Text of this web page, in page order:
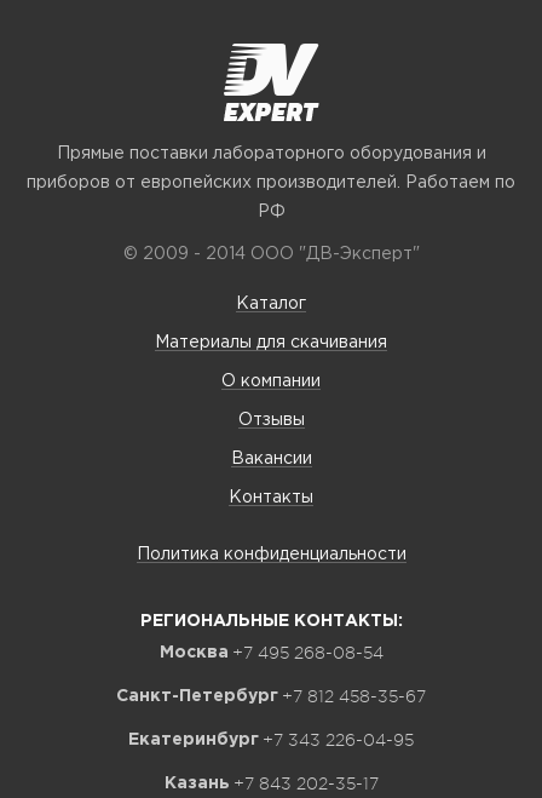
Прямые поставки лабораторного оборудования и
приборов от европейских производителей. Работаем по
РФ
© 2009 - 2014 ООО "ДВ-Эксперт"
Каталог
Материалы для скачивания
О компании
Отзывы
Вакансии
Контакты
Политика конфиденциальности
РЕГИОНАЛЬНЫЕ КОНТАКТЫ:
Москва +7 495 268-08-54
Санкт-Петербург +7 812 458-35-67
Екатеринбург +7 343 226-04-95
Казань +7 843 202-35-17